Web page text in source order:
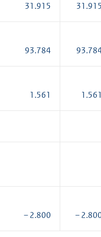
31.915 31.915
93.784
1.561 1.561
– 2.800 –